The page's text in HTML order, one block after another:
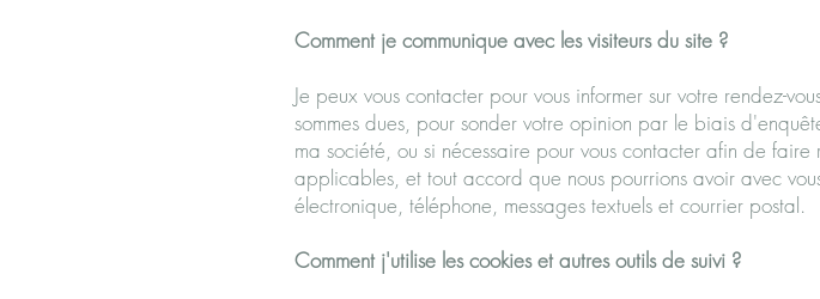
Comment je communique avec les visiteurs du site ?
Je peux vous contacter pour vous informer sur votre rendez-
sommes dues, pour sonder votre opinion par le biais
ma société, ou si nécessaire pour vous contacter afin de
applicables, et tout accord que nous pourrions avoir avec
électronique, téléphone, messages textuels et courrier postal.
Comment j'utilise les cookies et autres outils de suivi ?